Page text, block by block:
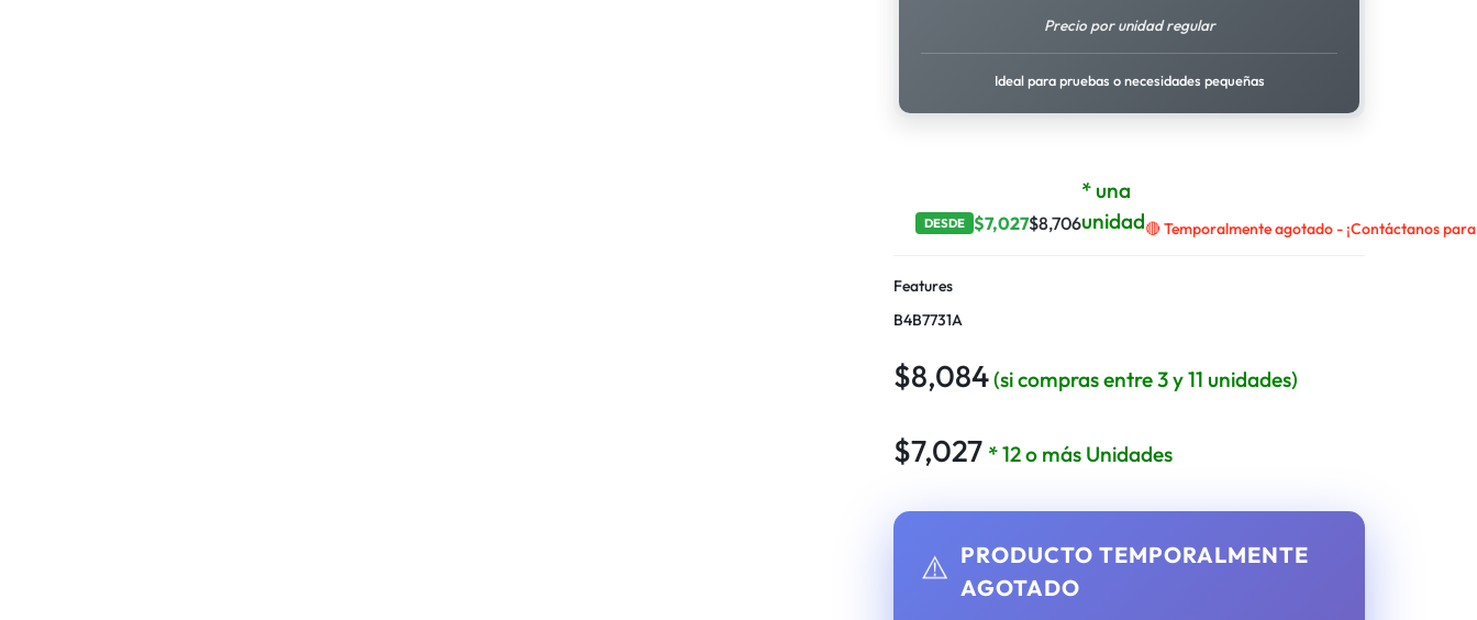
Precio por unidad regular
Ideal para pruebas o necesidades pequeñas
DESDE $7,027$8,706
* una
unidad🔴 Temporalmente agotado - ¡Contáctanos
Features
B4B7731A
$8,084(si compras entre 3 y 11 unidades)
$7,027 * 12 o más Unidades
⚠️ PRODUCTO TEMPORALMENTE
AGOTADO